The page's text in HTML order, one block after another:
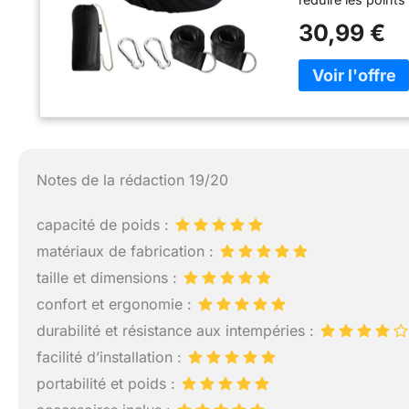
extérieur. TÜV
Conception anti-
côté plus court.
qui crée une
Système de
un entretien et
léger lors des
30,99 €
Notes de la rédaction 19/20
capacité de poids :
matériaux de fabrication :
taille et dimensions :
confort et ergonomie :
durabilité et résistance aux intempéries :
facilité d’installation :
portabilité et poids :